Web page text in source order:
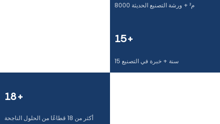
8000 م² + ورشة التصنيع الحديثة
15+
15 سنة + خبرة في التصنيع
18+
أكثر من 18 قطاعًا من الحلول الناجحة